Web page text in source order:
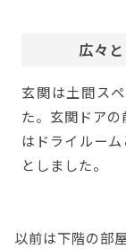
広々
玄関は土間ス
た。玄関ドア
はドライルー
としました。
以前は下階の部